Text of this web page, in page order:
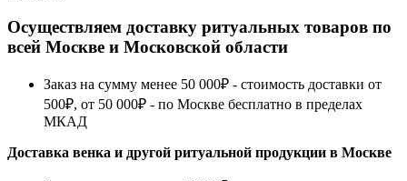
Осуществляем доставку ритуальных товаров по
всей Москве и Московской области
Заказ на сумму менее 50 000₽ - стоимость доставки от
500₽, от 50 000₽ - по Москве бесплатно в пределах
МКАД
Доставка венка и другой ритуальной продукции в Москве